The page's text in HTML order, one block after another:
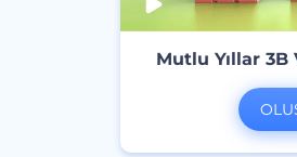
Mutlu Yıllar 3B